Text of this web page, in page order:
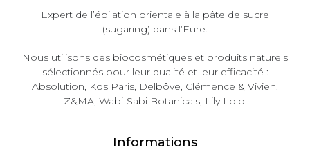
Expert de l’épilation orientale à la pâte de sucre
(sugaring) dans l’Eure.
Nous utilisons des biocosmétiques et produits naturels
sélectionnés pour leur qualité et leur efficacité :
Absolution, Kos Paris, Delbôve, Clémence & Vivien,
Z&MA, Wabi-Sabi Botanicals, Lily Lolo.
Informations